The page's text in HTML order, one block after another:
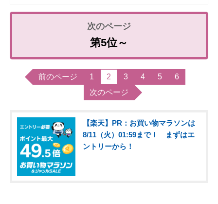
第5位～
前のページ 1 2 3 4 5
6
次のページ
【楽天】PR：お買い物マラソンは
8/11（火）01:59まで！ まずはエ
ントリーから！